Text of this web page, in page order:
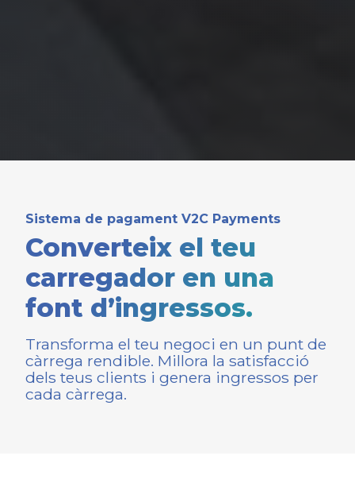
Sistema de pagament V2C Payments
Converteix el teu
carregador en una
font d’ingressos.
Transforma el teu negoci en un punt de
càrrega rendible. Millora la satisfacció
dels teus clients i genera ingressos per
cada càrrega.